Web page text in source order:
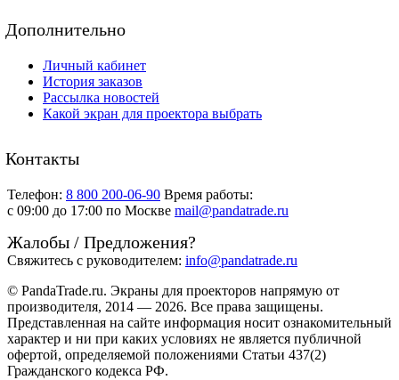
Дополнительно
Личный кабинет
История заказов
Рассылка новостей
Какой экран для проектора выбрать
Контакты
Телефон: 8 800 200-06-90 Время работы:
c 09:00 до 17:00 по Москве mail@pandatrade.ru
Жалобы / Предложения?
Свяжитесь с руководителем: info@pandatrade.ru
© PandaTrade.ru. Экраны для проекторов напрямую от
производителя, 2014 — 2026. Все права защищены.
Представленная на сайте информация носит ознакомительный
характер и ни при каких условиях не является публичной
офертой, определяемой положениями Статьи 437(2)
Гражданского кодекса РФ.